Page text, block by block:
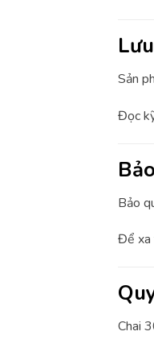
Sản
Đọc
Bảo
Để xa
Chai